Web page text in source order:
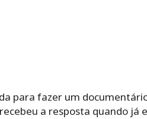
para fazer um
a resposta quando já